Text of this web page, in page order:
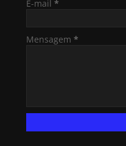
E-mail *
Mensagem *